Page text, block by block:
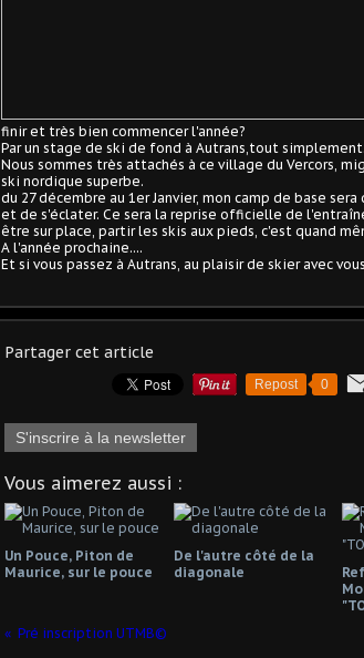
finir et très bien commencer l'année?
Par un stage de ski de fond à Autrans,tout simplement.
Nous sommes très attachés à ce village du Vercors,
ski nordique superbe.
du 27 décembre au 1er Janvier, mon camp de base
et de s'éclater. Ce sera la reprise officielle de
être sur place, partir les skis aux pieds, c'est quand
A l'année prochaine....
Et si vous passez à Autrans, au plaisir de skier avec vous
Partager cet article
Repost 0
S'inscrire à la newsletter
Vous aimerez aussi :
Un Pouce, Piton de
Maurice, sur le pouce
De l'autre côté de la
diagonale
Pré inscription UTMB©